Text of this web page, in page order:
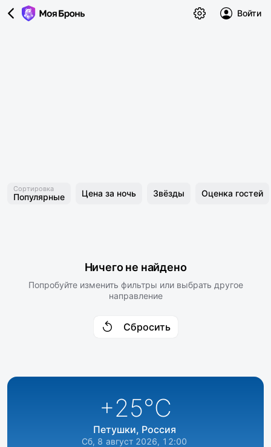
Войти
Сортировка
Популярные Цена за ночь Звёзды Оценка гостей
Ничего не найдено
Попробуйте изменить фильтры или выбрать другое
направление
Сбросить
+25°C
Петушки, Россия
Сб, 8 август 2026, 12:00